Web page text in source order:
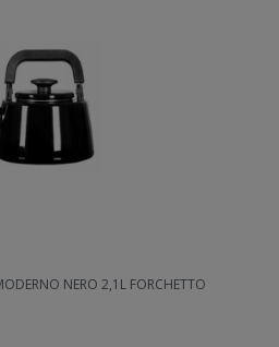
NERO 2,1L FORCHETTO